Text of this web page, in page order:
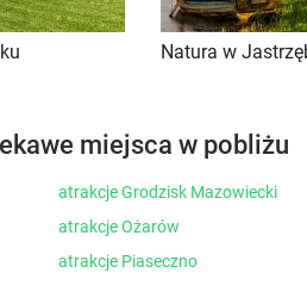
Natura w
miejsca w pobliżu
atrakcje Grodzisk Mazowiecki
atrakcje Ożarów
atrakcje Piaseczno